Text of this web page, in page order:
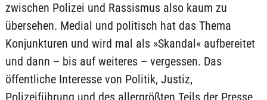
zwischen Polizei und Rassismus also kaum zu
übersehen. Medial und politisch hat das Thema
Konjunkturen und wird mal als »Skandal« aufbereitet
und dann – bis auf weiteres – vergessen. Das
öffentliche Interesse von Politik, Justiz,
Polizeiführung und des allergrößten Teils der Presse